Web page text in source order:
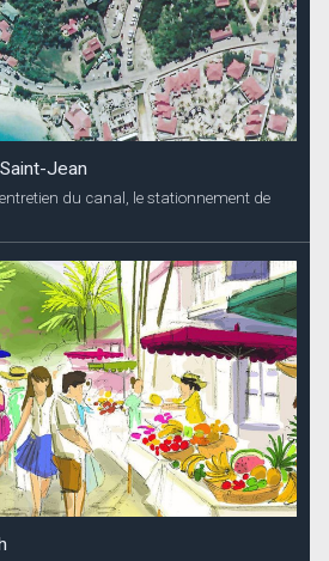
Jean
du canal, le stationnement de